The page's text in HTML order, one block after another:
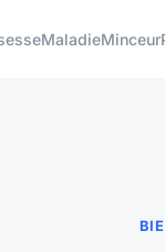
MaladieMinceur